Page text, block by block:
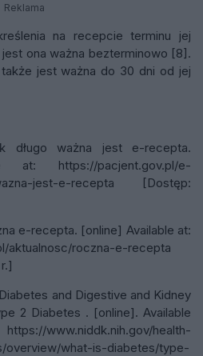
Reklama
na recepcie terminu jej
ona ważna bezterminowo [8].
jest ważna do 30 dni od jej
długo ważna jest e-recepta.
at: https://pacjent.gov.pl/e-
jest-e-recepta [Dostęp:
e-recepta. [online] Available at:
aktualnosc/roczna-e-recepta
and Digestive and Kidney
2 Diabetes . [online]. Available
health-
overview/what-is-diabetes/type-